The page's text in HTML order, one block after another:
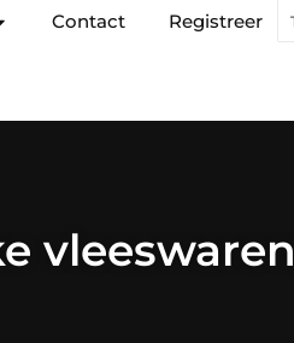
Contact Registreer
vleeswaren